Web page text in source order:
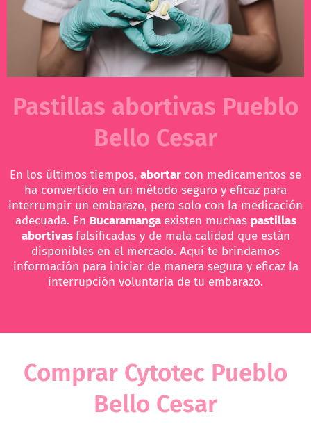
Pastillas abortivas Pueblo
Bello Cesar
En los últimos tiempos, abortar con medicamentos se
ha convertido en un método seguro y eficaz para
interrumpir un embarazo, pero solo con la medicación
adecuada. En Bucaramanga existen muchas pastillas
abortivasfalsificadas y de mala calidad que están
disponibles en el mercado. Aquí te brindamos
información para iniciar de manera segura y eficaz la
interrupción voluntaria de tu embarazo.
Comprar Cytotec Pueblo
Bello Cesar